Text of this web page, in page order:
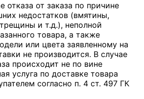
отказа от заказа по причине
недостатков (вмятины,
и т.д.), неполной
товара, а также
или цвета заявленному на
не производится. В случае
происходит не по вине
услуга по доставке товара
согласно п. 4 ст. 497 ГК